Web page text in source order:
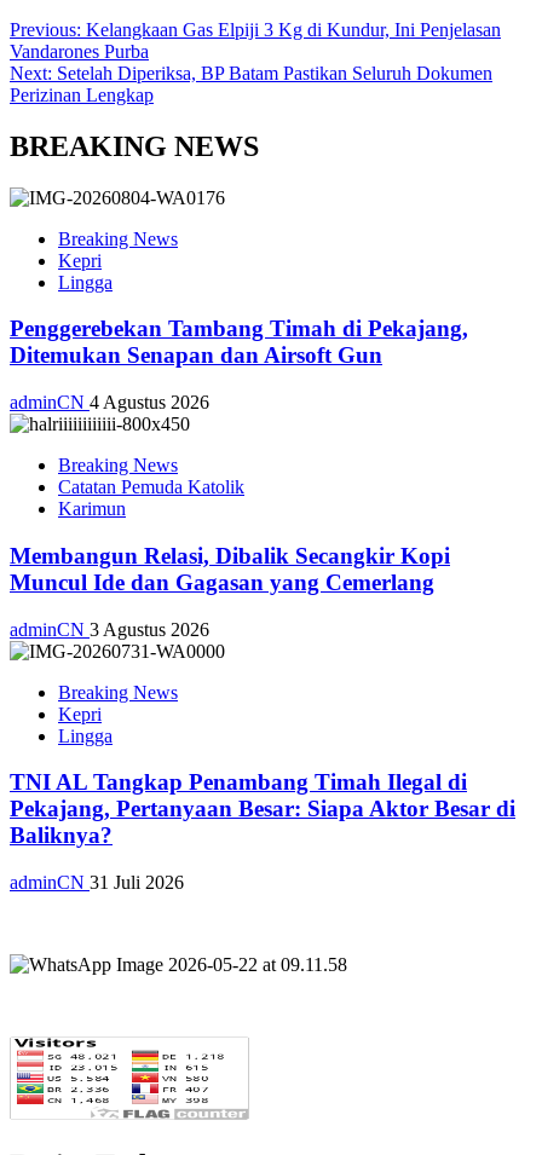
Previous: Kelangkaan Gas Elpiji 3 Kg di Kundur, Ini Penjelasan
Vandarones Purba
Next: Setelah Diperiksa, BP Batam Pastikan Seluruh Dokumen
Perizinan Lengkap
BREAKING NEWS
Breaking News
Kepri
Lingga
Penggerebekan Tambang Timah di Pekajang,
Ditemukan Senapan dan Airsoft Gun
adminCN 4 Agustus 2026
Breaking News
Catatan Pemuda Katolik
Karimun
Membangun Relasi, Dibalik Secangkir Kopi
Muncul Ide dan Gagasan yang Cemerlang
adminCN 3 Agustus 2026
Breaking News
Kepri
Lingga
TNI AL Tangkap Penambang Timah Ilegal di
Pekajang, Pertanyaan Besar: Siapa Aktor Besar di
Baliknya?
adminCN 31 Juli 2026